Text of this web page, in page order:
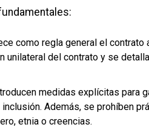
como regla general el contrato
del contrato y se
medidas explícitas para
Además, se prohíben
etnia o creencias.